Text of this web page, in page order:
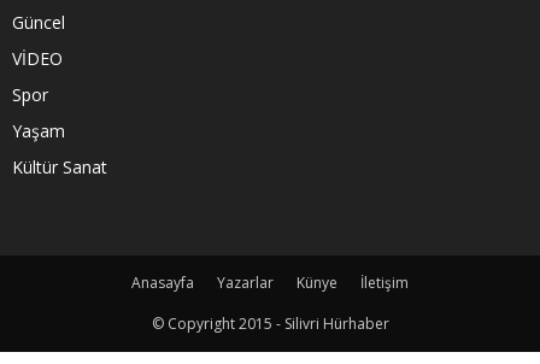
Güncel
VİDEO
Spor
Yaşam
Kültür Sanat
Anasayfa Yazarlar Künye
İletişim
© Copyright 2015 - Silivri Hürhaber